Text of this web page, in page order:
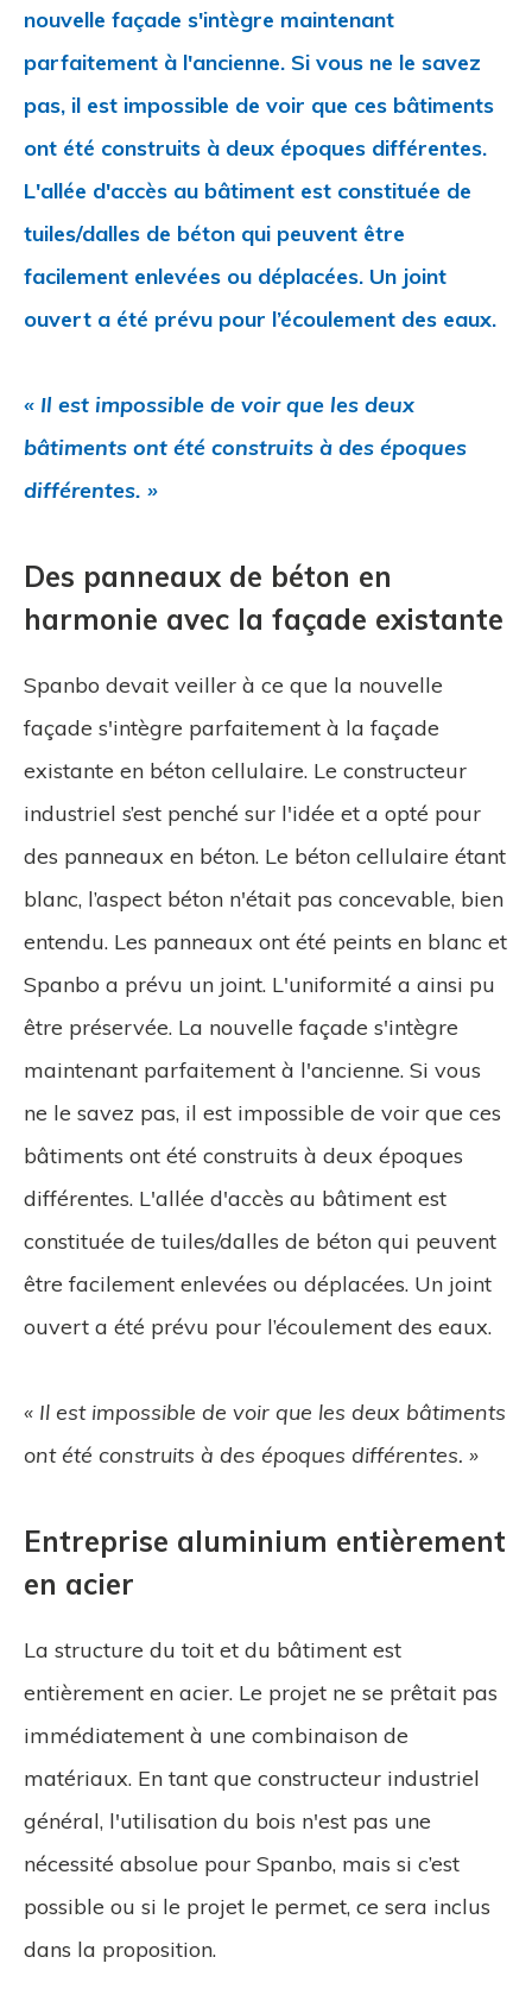
nouvelle façade s'intègre maintenant
parfaitement à l'ancienne. Si vous ne le savez
pas, il est impossible de voir que ces bâtiments
ont été construits à deux époques différentes.
L'allée d'accès au bâtiment est constituée de
tuiles/dalles de béton qui peuvent être
facilement enlevées ou déplacées. Un joint
ouvert a été prévu pour l’écoulement des eaux.
« Il est impossible de voir que les deux
bâtiments ont été construits à des époques
différentes. »
Des panneaux de béton en
harmonie avec la façade existante
Spanbo devait veiller à ce que la nouvelle
façade s'intègre parfaitement à la façade
existante en béton cellulaire. Le constructeur
industriel s’est penché sur l'idée et a opté pour
des panneaux en béton. Le béton cellulaire étant
blanc, l’aspect béton n'était pas concevable, bien
entendu. Les panneaux ont été peints en blanc et
Spanbo a prévu un joint. L'uniformité a ainsi pu
être préservée. La nouvelle façade s'intègre
maintenant parfaitement à l'ancienne. Si vous
ne le savez pas, il est impossible de voir que ces
bâtiments ont été construits à deux époques
différentes. L'allée d'accès au bâtiment est
constituée de tuiles/dalles de béton qui peuvent
être facilement enlevées ou déplacées. Un joint
ouvert a été prévu pour l’écoulement des eaux.
« Il est impossible de voir que les deux bâtiments
ont été construits à des époques différentes. »
Entreprise aluminium entièrement
en acier
La structure du toit et du bâtiment est
entièrement en acier. Le projet ne se prêtait pas
immédiatement à une combinaison de
matériaux. En tant que constructeur industriel
général, l'utilisation du bois n'est pas une
nécessité absolue pour Spanbo, mais si c’est
possible ou si le projet le permet, ce sera inclus
dans la proposition.